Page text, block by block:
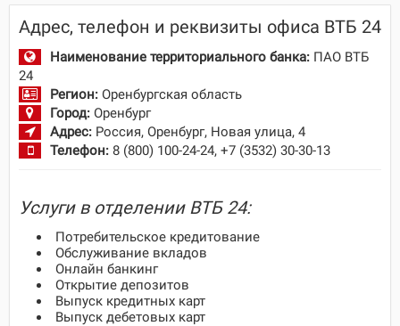
Адрес, телефон и реквизиты офиса ВТБ 24
Наименование территориального банка: ПАО ВТБ
24
Регион: Оренбургская область
Город: Оренбург
Адрес: Россия, Оренбург, Новая улица, 4
Телефон: 8 (800) 100-24-24, +7 (3532) 30-30-13
Услуги в отделении ВТБ 24:
Потребительское кредитование
Обслуживание вкладов
Онлайн банкинг
Открытие депозитов
Выпуск кредитных карт
Выпуск дебетовых карт